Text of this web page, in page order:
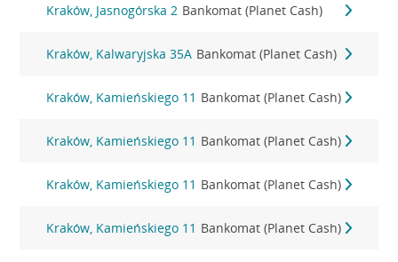
Kraków, Jasnogórska 2 Bankomat (Planet Cash)
Kraków, Kalwaryjska 35A Bankomat (Planet Cash)
Kraków, Kamieńskiego 11 Bankomat (Planet Cash)
Kraków, Kamieńskiego 11 Bankomat (Planet Cash)
Kraków, Kamieńskiego 11 Bankomat (Planet Cash)
Kraków, Kamieńskiego 11 Bankomat (Planet Cash)